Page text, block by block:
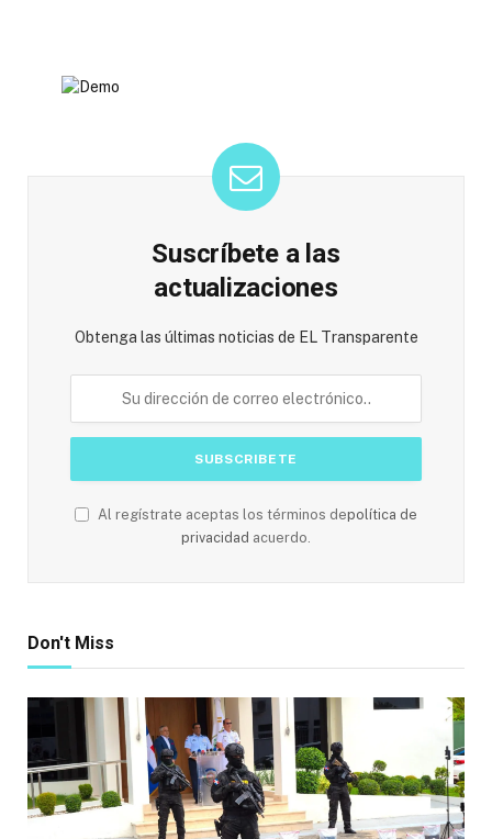
Suscríbete a las
actualizaciones
Obtenga las últimas noticias de EL Transparente
Al regístrate aceptas los términos depolítica de
privacidad acuerdo.
Don't Miss